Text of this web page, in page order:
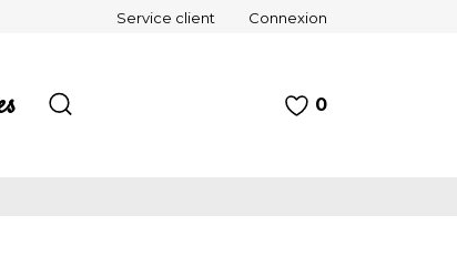
Service client Connexion
0